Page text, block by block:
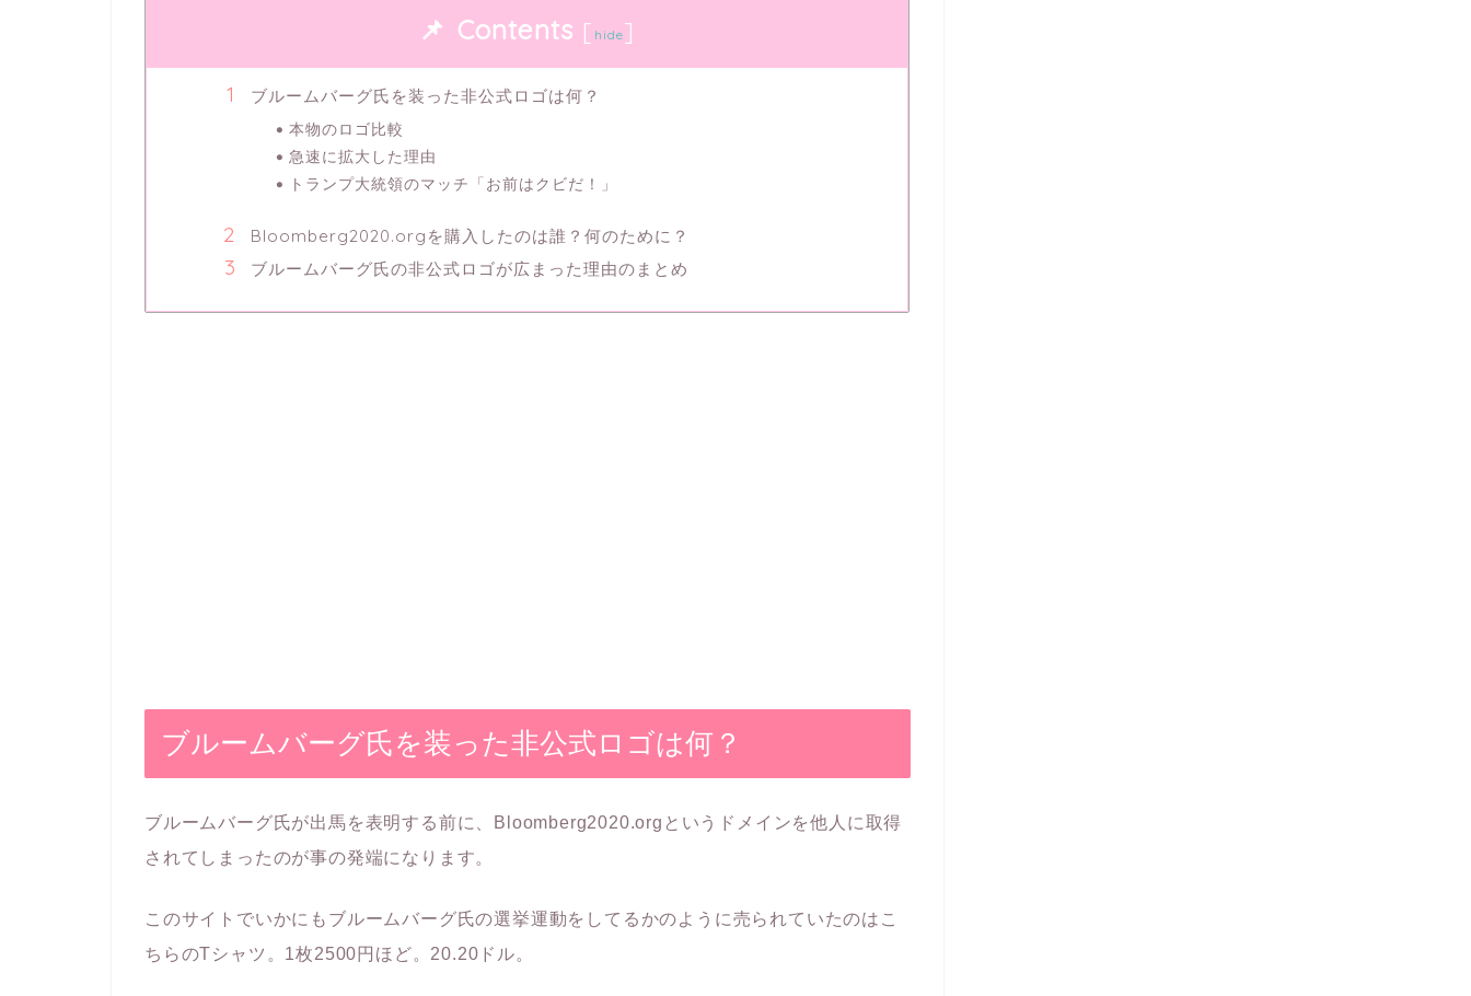
Contents [ hide]
ブルームバーグ氏を装った非公式ロゴは何？
本物のロゴ比較
急速に拡大した理由
トランプ大統領のマッチ「お前はクビだ！」
Bloomberg2020.orgを購入したのは誰？何のために？
ブルームバーグ氏の非公式ロゴが広まった理由のまとめ
ブルームバーグ氏を装った非公式ロゴは何？
ブルームバーグ氏が出馬を表明する前に、Bloomberg2020.orgというドメインを他人に取得
されてしまったのが事の発端になります。
このサイトでいかにもブルームバーグ氏の選挙運動をしてるかのように売られていたのはこ
ちらのTシャツ。1枚2500円ほど。20.20ドル。